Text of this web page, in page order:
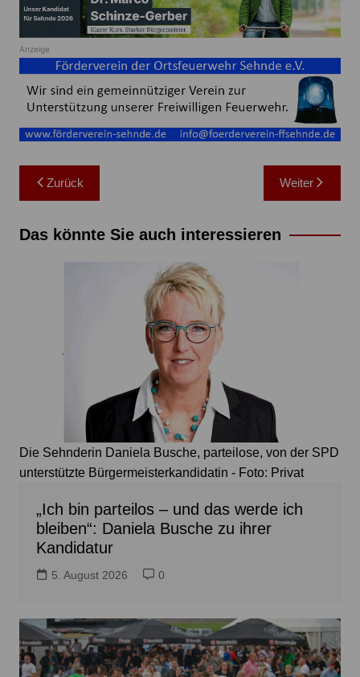
Anzeige
Beitragsnavigation
Zurück Weiter
Das könnte Sie auch interessieren
Die Sehnderin Daniela Busche, parteilose, von der SPD
unterstützte Bürgermeisterkandidatin - Foto: Privat
„Ich bin parteilos – und das werde ich
bleiben“: Daniela Busche zu ihrer
Kandidatur
5. August 2026 0